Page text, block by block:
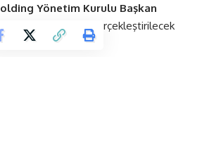
Yönetim Kurulu Başkan
’ın katılımlarıyla gerçekleştirilecek